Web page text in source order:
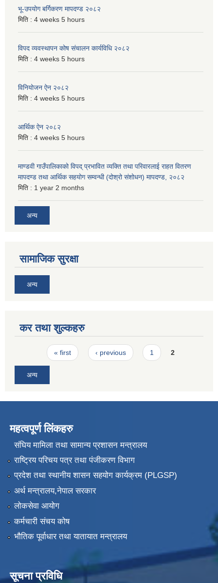
भू-उपयोग बर्गिकरण मापदण्ड २०८२
मिति : 4 weeks 5 hours
विपद व्यवस्थापन कोष संचालन कार्यविधि २०८२
मिति : 4 weeks 5 hours
विनियोजन ऐन २०८२
मिति : 4 weeks 5 hours
आर्थिक ऐन २०८२
मिति : 4 weeks 5 hours
माण्डवी गाउँपालिकाको विपद् प्रभावित व्यक्ति तथा परिवारलाई राहत वितरण
मापदण्ड तथा आर्थिक सहयोग सम्वन्धी (दोश्रो संशोधन) मापदण्ड, २०८२
मिति : 1 year 2 months
अन्य
सामाजिक सुरक्षा
अन्य
कर तथा शुल्कहरु
Pages« first ‹ previous 1 2
अन्य
महत्वपूर्ण लिंकहरु
संघिय मामिला तथा सामान्य प्रशासन मन्त्रालय
राष्ट्रिय परिचय पत्र तथा पंजीकरण विभाग
प्रदेश तथा स्थानीय शासन सहयोग कार्यक्रम (PLGSP)
अर्थ मन्त्रालय,नेपाल सरकार
लोकसेवा आयोग
कर्मचारी संचय कोष
भौतिक पूर्वाधार तथा यातायात मन्त्रालय
सूचना प्रविधि